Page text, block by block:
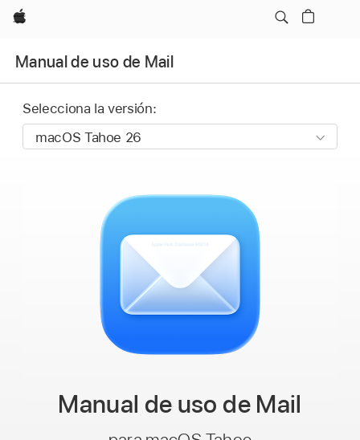
Apple
Manual de uso de Mail
Selecciona la versión:
Manual de uso de Mail